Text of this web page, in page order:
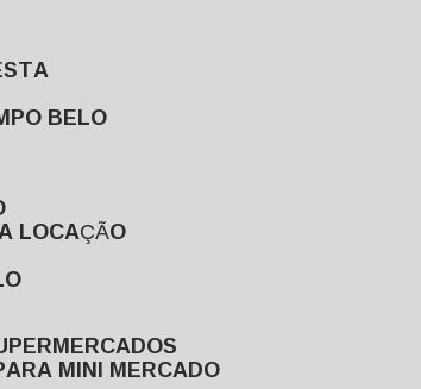
BELO
LOCAÇÃO
MINI MERCADO